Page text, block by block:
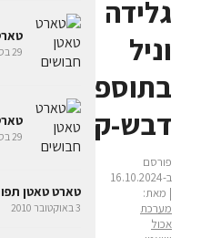
גלידה
וניל
בתוספת
דבש-קינמון
פורסם
ב-16.10.2024
| מאת:
מערכת
אכול
29 בספטמבר 2009
29 בספטמבר 2009
טארט טאטן
3 באוקטובר 2010